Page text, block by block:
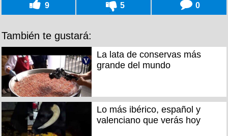
9 5 0
También te gustará:
La lata de conservas más
grande del mundo
Lo más ibérico, español y
valenciano que verás hoy